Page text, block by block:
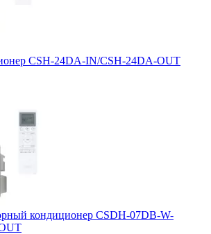
CSH-24DA-IN/CSH-24DA-OUT
кондиционер CSDH-07DB-W-